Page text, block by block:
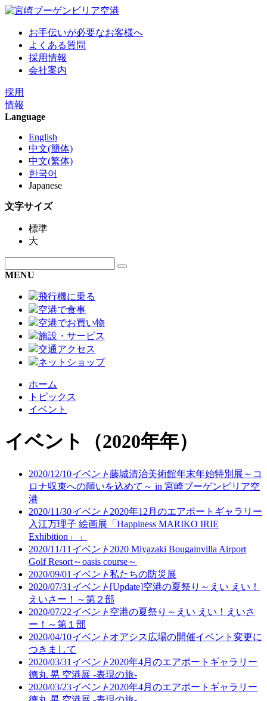
お手伝いが必要なお客様へ
よくある質問
採用情報
会社案内
採用
情報
Language
English
中文(簡体)
中文(繁体)
한국어
Japanese
文字サイズ
標準
大
MENU
飛行機に乗る
空港で食事
空港でお買い物
施設・サービス
交通アクセス
ネットショップ
ホーム
トピックス
イベント
イベント （2020年年）
2020/12/10イベント藤城清治美術館年末年始特別展～コ
ロナ収束への願いを込めて～ in 宮崎ブーゲンビリア空
港
2020/11/30イベント 2020年12月のエアポートギャラリー
入江万理子 絵画展「Happiness MARIKO IRIE
Exhibition」」
2020/11/11 イベント 2020 Miyazaki Bougainvilla Airport
Golf Resort～oasis course～
2020/09/01 イベント私たちの防災展
2020/07/31 イベント [Update]空港の夏祭り～えい えい！
えいさー！～第２部
2020/07/22イベント 空港の夏祭り～えい えい！えいさ
ー！～第１部
2020/04/10イベント オアシス広場の開催イベント変更に
つきまして
2020/03/31 イベント 2020年4月のエアポートギャラリー
德丸 晃 空港展 -表現の旅-
2020/03/23イベント 2020年4月のエアポートギャラリー